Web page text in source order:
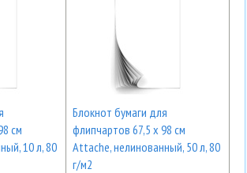
см
10 л, 80
Блокнот бумаги для
флипчартов 67,5 х 98 см
Attache, нелинованный, 50 л, 80
г/м2